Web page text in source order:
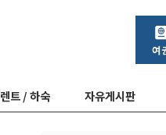
렌트 / 하숙 자유게시판